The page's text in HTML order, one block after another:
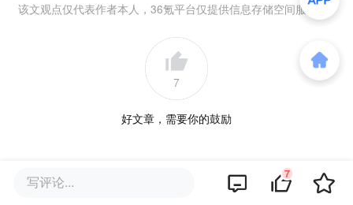
该文观点仅代表作者本人，36氪平台仅提供信息存储空间服务。
7
好文章，需要你的鼓励
写评论... 7